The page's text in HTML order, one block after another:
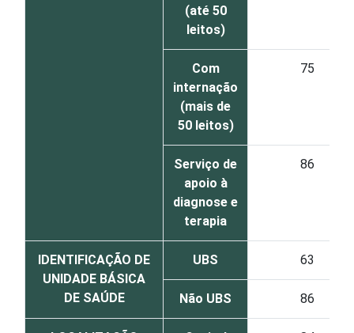
(até 50
leitos)
Com
internação
(mais de
50 leitos)
75
Serviço de
apoio à
diagnose e
terapia
86
IDENTIFICAÇÃO DE
UNIDADE BÁSICA
DE SAÚDE
UBS 63
Não UBS 86